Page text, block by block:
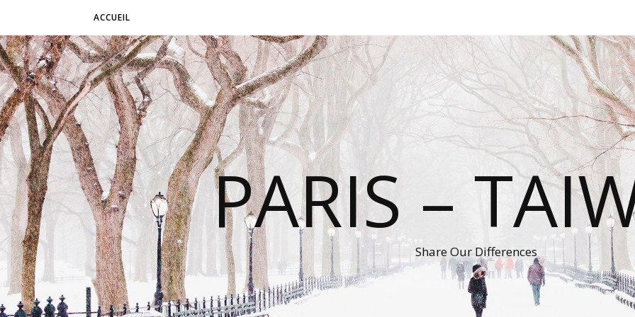
ACCUEIL
PARIS –
Share Our Differences